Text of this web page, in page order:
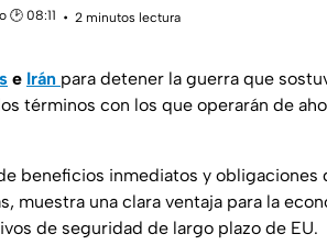
🕑 08:11
2 minutos lectura
e Irán para detener la guerra que
términos con los que operarán de
beneficios inmediatos y obligaciones
muestra una clara ventaja para la
de seguridad de largo plazo de EU.